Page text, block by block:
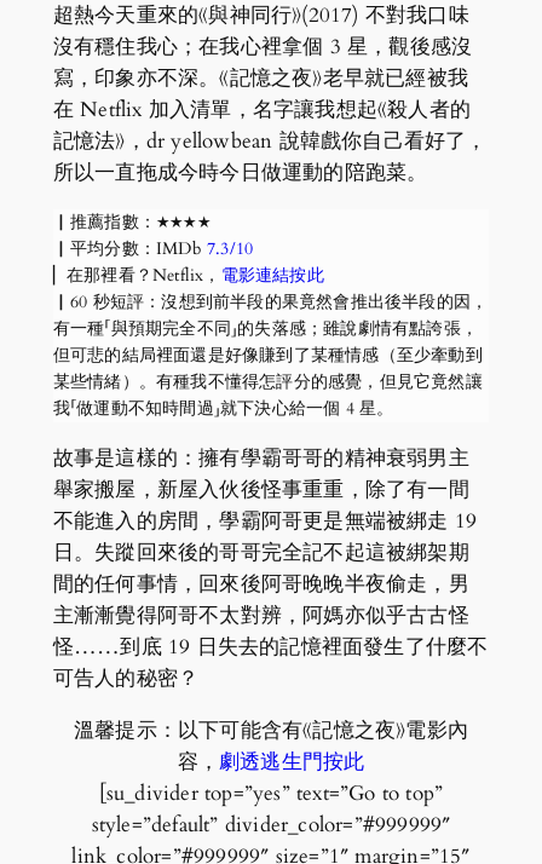
超熱今天重來的《與神同行》(2017) 不對我口味
沒有穩住我心；在我心裡拿個 3 星，觀後感沒
寫，印象亦不深。《記憶之夜》老早就已經被我
在 Netflix 加入清單，名字讓我想起《殺人者的
記憶法》，dr yellowbean 說韓戲你自己看好了，
所以一直拖成今時今日做運動的陪跑菜。
▏推薦指數：★★★★
▏平均分數：IMDb7.3/10
▏在那裡看？Netflix， 電影連結按此
▏60 秒短評：沒想到前半段的果竟然會推出後半段的因，
有一種「與預期完全不同」的失落感；雖說劇情有點誇張，
但可悲的結局裡面還是好像賺到了某種情感（至少牽動到
某些情緒）。有種我不懂得怎評分的感覺，但見它竟然讓
我「做運動不知時間過」就下決心給一個 4 星。
故事是這樣的：擁有學霸哥哥的精神衰弱男主
舉家搬屋，新屋入伙後怪事重重，除了有一間
不能進入的房間，學霸阿哥更是無端被綁走 19
日。失蹤回來後的哥哥完全記不起這被綁架期
間的任何事情，回來後阿哥晚晚半夜偷走，男
主漸漸覺得阿哥不太對辨，阿媽亦似乎古古怪
怪……到底 19 日失去的記憶裡面發生了什麼不
可告人的秘密？
溫馨提示：以下可能含有《記憶之夜》電影內
容， 劇透逃生門按此
[su_divider top=”yes” text=”Go to top”
style=”default” divider_color=”#999999″
link_color=”#999999″ size=”1″ margin=”15″